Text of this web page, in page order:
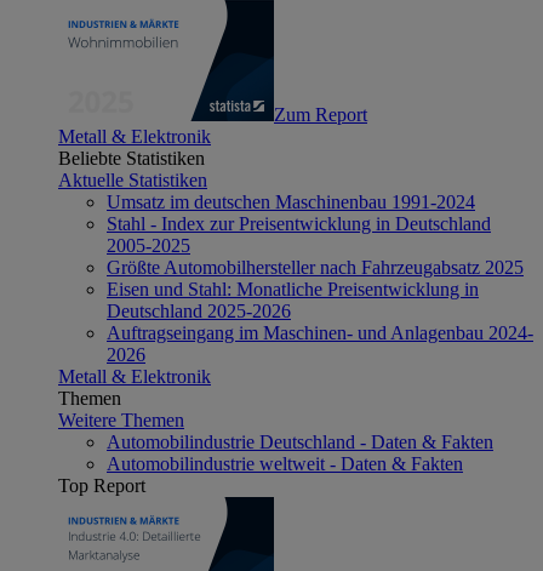
Zum Report
Metall & Elektronik
Beliebte Statistiken
Aktuelle Statistiken
Umsatz im deutschen Maschinenbau 1991-2024
Stahl - Index zur Preisentwicklung in Deutschland
2005-2025
Größte Automobilhersteller nach Fahrzeugabsatz 2025
Eisen und Stahl: Monatliche Preisentwicklung in
Deutschland 2025-2026
Auftragseingang im Maschinen- und Anlagenbau 2024-
2026
Metall & Elektronik
Themen
Weitere Themen
Automobilindustrie Deutschland - Daten & Fakten
Automobilindustrie weltweit - Daten & Fakten
Top Report